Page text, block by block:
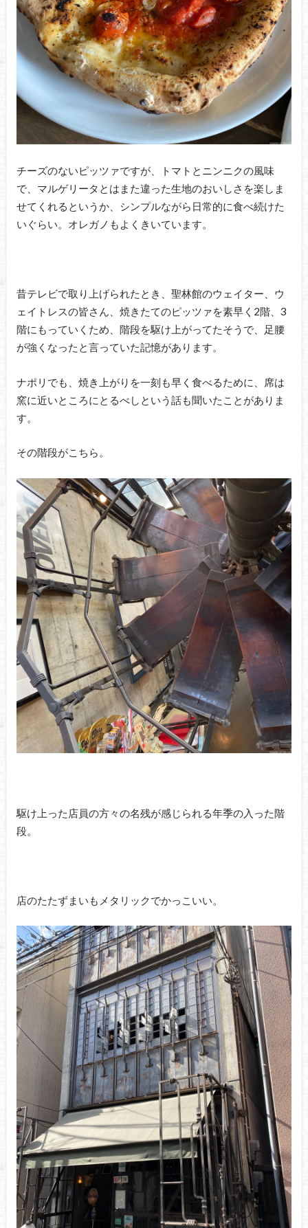
チーズのないピッツァですが、トマトとニンニクの風味
で、マルゲリータとはまた違った生地のおいしさを楽しま
せてくれるというか、シンプルながら日常的に食べ続けた
いぐらい。オレガノもよくきいています。
昔テレビで取り上げられたとき、聖林館のウェイター、ウ
ェイトレスの皆さん、焼きたてのピッツァを素早く2階、3
階にもっていくため、階段を駆け上がってたそうで、足腰
が強くなったと言っていた記憶があります。
ナポリでも、焼き上がりを一刻も早く食べるために、席は
窯に近いところにとるべしという話も聞いたことがありま
す。
その階段がこちら。
駆け上った店員の方々の名残が感じられる年季の入った階
段。
店のたたずまいもメタリックでかっこいい。